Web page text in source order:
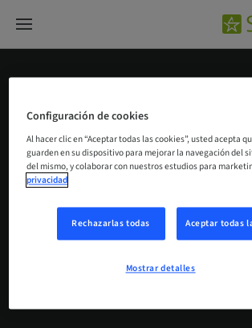
Tissue Level Implant Line
No se han encontrado
Configuración de cookies
Al hacer clic en “Aceptar todas las cookies”, usted acepta
guarden en su dispositivo para mejorar la navegación del
del mismo, y colaborar con nuestros estudios para
privacidad
Rechazarlas todas Aceptar todas
Mostrar detalles